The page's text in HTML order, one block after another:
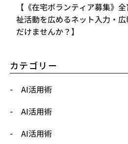
【《在宅ボランティア募集》
祉活動を広めるネット入力・
だけませんか？】
カテゴリー
AI活用術
AI活用術
AI活用術